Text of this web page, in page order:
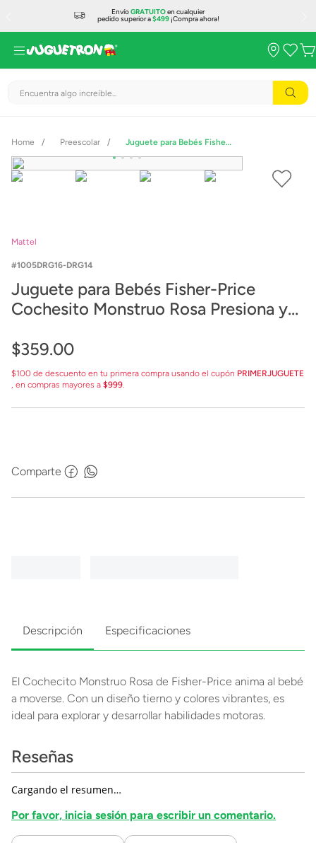
EnvíoGRATUITOen cualquier
pedido superior a$499¡Compra ahora!
Encuentra algo increíble...
Preescolar Juguete para Bebés Fisher-Price Cochesito Monstruo Rosa Presiona y Persigue
Mattel
1005DRG16-DRG14
Juguete para Bebés Fisher-Price
Cochesito Monstruo Rosa Presiona y
$359.00
$100 de descuento en tu primera compra usando el cupón PRIMERJUGUETE
, en compras mayores a $999.
Comparte
Descripción Especificaciones
El Cochecito Monstruo Rosa de Fisher-Price anima al bebé
a moverse. Con un diseño tierno y colores vibrantes, es
ideal para explorar y desarrollar habilidades motoras.
Reseñas
Cargando el resumen…
Por favor, inicia sesión para escribir un comentario.